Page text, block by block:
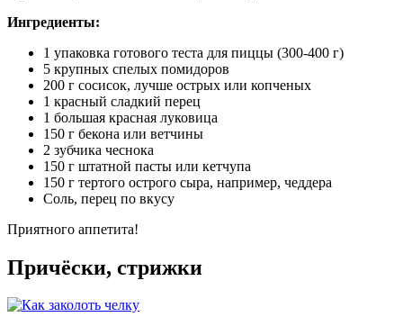
Ингредиенты:
1 упаковка готового теста для пиццы (300-400 г)
5 крупных спелых помидоров
200 г сосисок, лучше острых или копченых
1 красный сладкий перец
1 большая красная луковица
150 г бекона или ветчины
2 зубчика чеснока
150 г штатной пасты или кетчупа
150 г тертого острого сыра, например, чеддера
Соль, перец по вкусу
Приятного аппетита!
Причёски, стрижки